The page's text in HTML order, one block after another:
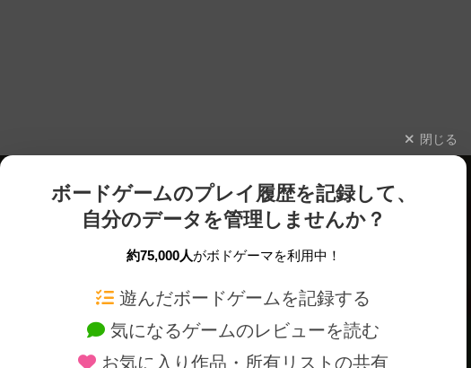
閉じる
ボードゲームのプレイ履歴を記録して、
自分のデータを管理しませんか？
約75,000人がボドゲーマを利用中！
遊んだボードゲームを記録する
気になるゲームのレビューを読む
お気に入り作品・所有リストの共有
ボードゲームを検索する 新作・再入荷情報